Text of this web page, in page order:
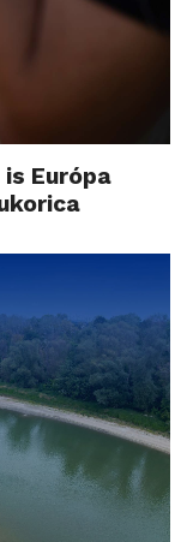
ilyen rendszerű
bűvészkedni
mindig ott
is. Hamar
Az optikákhoz
és folyamatos
a sorsa
gépet vásárol.
hogy aki ilyen
rá még egy
amely megóvja
Én még
az én negatív
Európa